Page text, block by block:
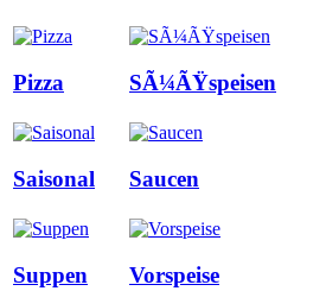
Pizza SÃ¼ÃŸspeisen
Saisonal Saucen
Suppen Vorspeise